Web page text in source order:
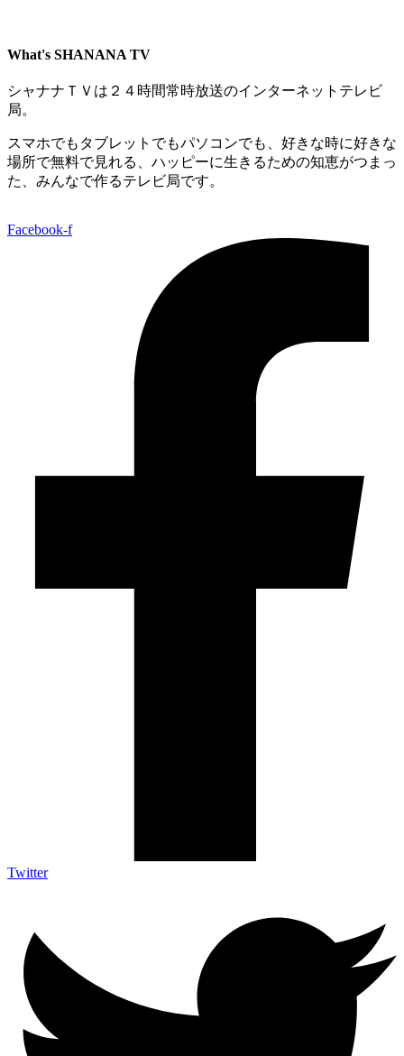
What's SHANANA TV
シャナナＴＶは２４時間常時放送のインターネットテレビ
局。
スマホでもタブレットでもパソコンでも、好きな時に好きな
場所で無料で見れる、 ハッピーに生きるための知恵がつまっ
た、みんなで作るテレビ局です。
Facebook-f
Twitter